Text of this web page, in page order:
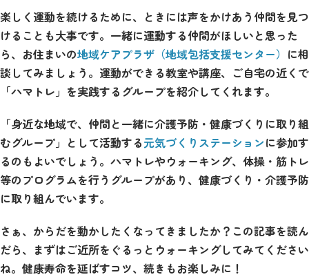
楽しく運動を続けるために、ときには声をかけあう仲間を見つ
けることも大事です。一緒に運動する仲間がほしいと思った
ら、お住まいの地域ケアプラザ（地域包括支援センター） に相
談してみましょう。運動ができる教室や講座、ご自宅の近くで
「ハマトレ」を実践するグループを紹介してくれます。
「身近な地域で、仲間と一緒に介護予防・健康づくりに取り組
むグループ」として活動する元気づくりステーションに参加す
るのもよいでしょう。ハマトレやウォーキング、体操・筋トレ
等のプログラムを行うグループがあり、健康づくり・介護予防
に取り組んでいます。
さぁ、からだを動かしたくなってきましたか？この記事を読ん
だら、まずはご近所をぐるっとウォーキングしてみてください
ね。健康寿命を延ばすコツ、続きもお楽しみに！